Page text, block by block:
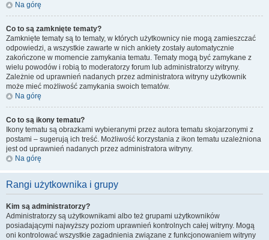
Na górę
Co to są zamknięte tematy?
Zamknięte tematy są to tematy, w których użytkownicy nie mogą zamieszczać
odpowiedzi, a wszystkie zawarte w nich ankiety zostały automatycznie
zakończone w momencie zamykania tematu. Tematy mogą być zamykane z
wielu powodów i robią to moderatorzy forum lub administratorzy witryny.
Zależnie od uprawnień nadanych przez administratora witryny użytkownik
może mieć możliwość zamykania swoich tematów.
Na górę
Co to są ikony tematu?
Ikony tematu są obrazkami wybieranymi przez autora tematu skojarzonymi z
postami – sugerują ich treść. Możliwość korzystania z ikon tematu uzależniona
jest od uprawnień nadanych przez administratora witryny.
Na górę
Rangi użytkownika i grupy
Kim są administratorzy?
Administratorzy są użytkownikami albo też grupami użytkowników
posiadającymi najwyższy poziom uprawnień kontrolnych całej witryny. Mogą
oni kontrolować wszystkie zagadnienia związane z funkcjonowaniem witryny